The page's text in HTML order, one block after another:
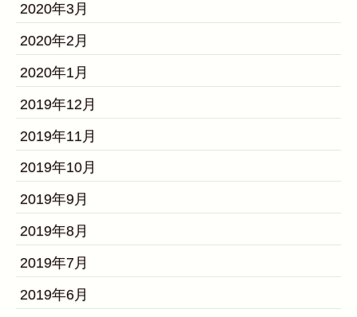
2020年3月
2020年2月
2020年1月
2019年12月
2019年11月
2019年10月
2019年9月
2019年8月
2019年7月
2019年6月